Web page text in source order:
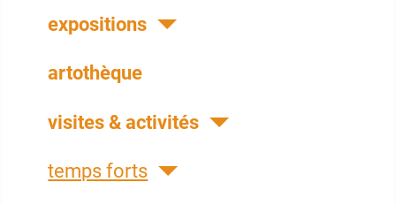
expositions
artothèque
visites & activités
temps forts